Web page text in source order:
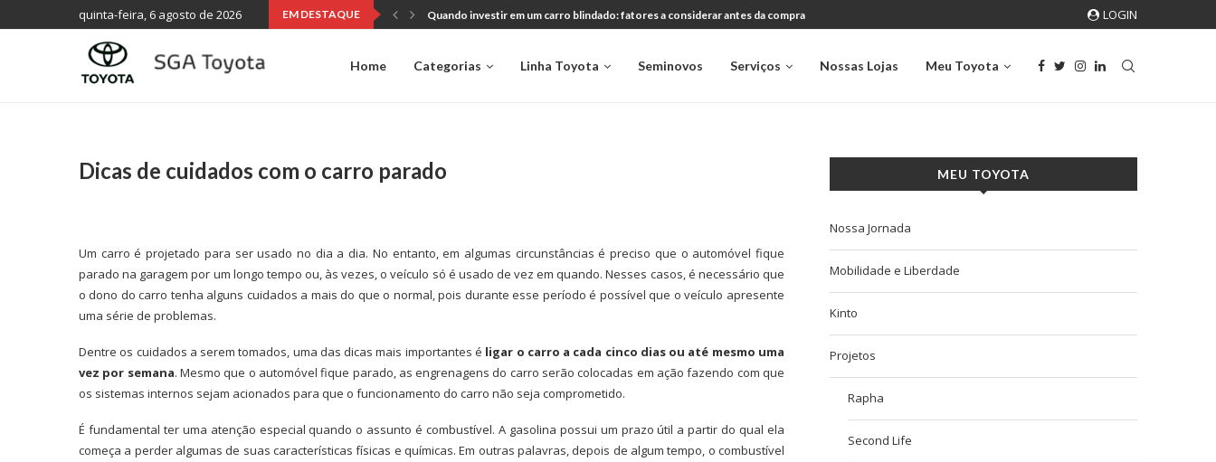
quinta-feira, 6 agosto de 2026 EM DESTAQUE Dicas para preparar seu Toyota antes da revisão e evitar surpresas O que é o Ciclo Toyota e por que ele vai além...
LOGIN
Home Categorias Linha Toyota Seminovos Serviços Nossas Lojas Meu Toyota
Dicas de cuidados com o carro parado
Um carro é projetado para ser usado no dia a dia. No entanto, em algumas circunstâncias é preciso que o automóvel fique
parado na garagem por um longo tempo ou, às vezes, o veículo só é usado de vez em quando. Nesses casos, é necessário que
o dono do carro tenha alguns cuidados a mais do que o normal, pois durante esse período é possível que o veículo apresente
uma série de problemas.
Dentre os cuidados a serem tomados, uma das dicas mais importantes é ligar o carro a cada cinco dias ou até mesmo uma
vez por semana. Mesmo que o automóvel fique parado, as engrenagens do carro serão colocadas em ação fazendo com que
os sistemas internos sejam acionados para que o funcionamento do carro não seja comprometido.
É fundamental ter uma atenção especial quando o assunto é combustível. A gasolina possui um prazo útil a partir do qual ela
começa a perder algumas de suas características físicas e químicas. Em outras palavras, depois de algum tempo, o combustível
MEU TOYOTA
Nossa Jornada
Mobilidade e Liberdade
Kinto
Projetos
Rapha
Second Life